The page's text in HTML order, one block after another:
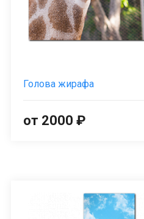
Голова жирафа
от 2000 ₽